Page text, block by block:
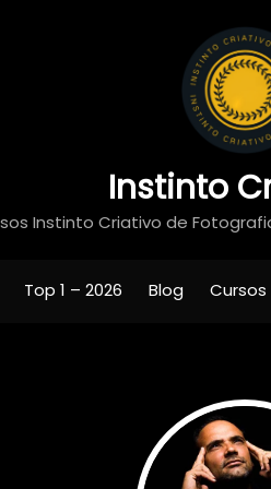
Instinto
Instinto Criativo de
Top 1 – 2026 Blog Cursos